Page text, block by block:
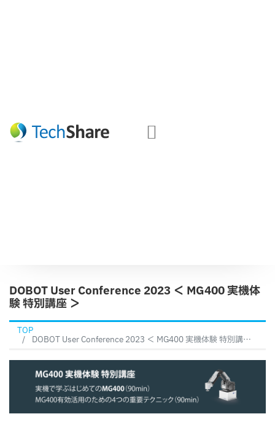
DOBOT User Conference 2023 ＜ MG400 実機体
験 特別講座 ＞
TOP
DOBOT User Conference 2023 ＜ MG400 実機体験 特別講座 ＞